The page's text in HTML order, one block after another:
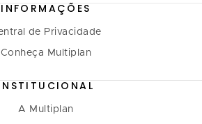
INFORMAÇÕES
de Privacidade
Conheça Multiplan
A Multiplan